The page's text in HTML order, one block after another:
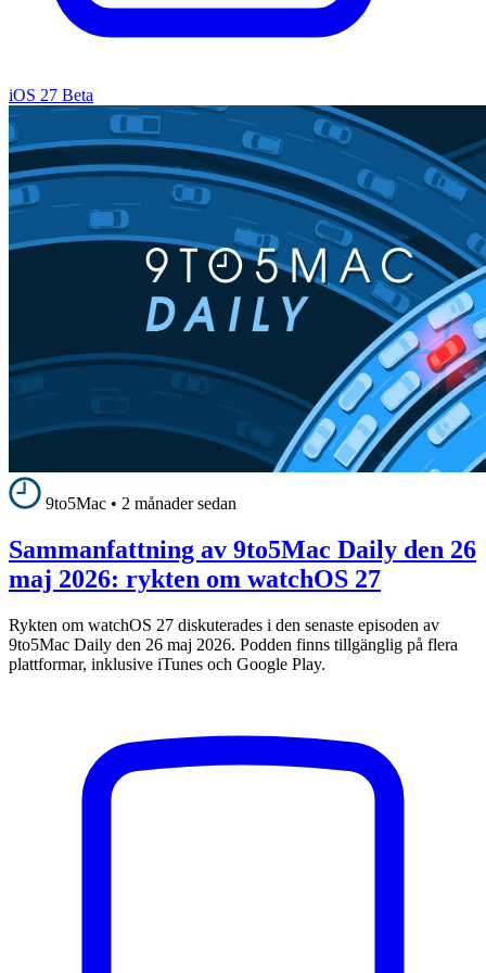
iOS 27 Beta
9to5Mac • 2 månader sedan
Sammanfattning av 9to5Mac Daily den 26
maj 2026: rykten om watchOS 27
Rykten om watchOS 27 diskuterades i den senaste episoden av
9to5Mac Daily den 26 maj 2026. Podden finns tillgänglig på flera
plattformar, inklusive iTunes och Google Play.